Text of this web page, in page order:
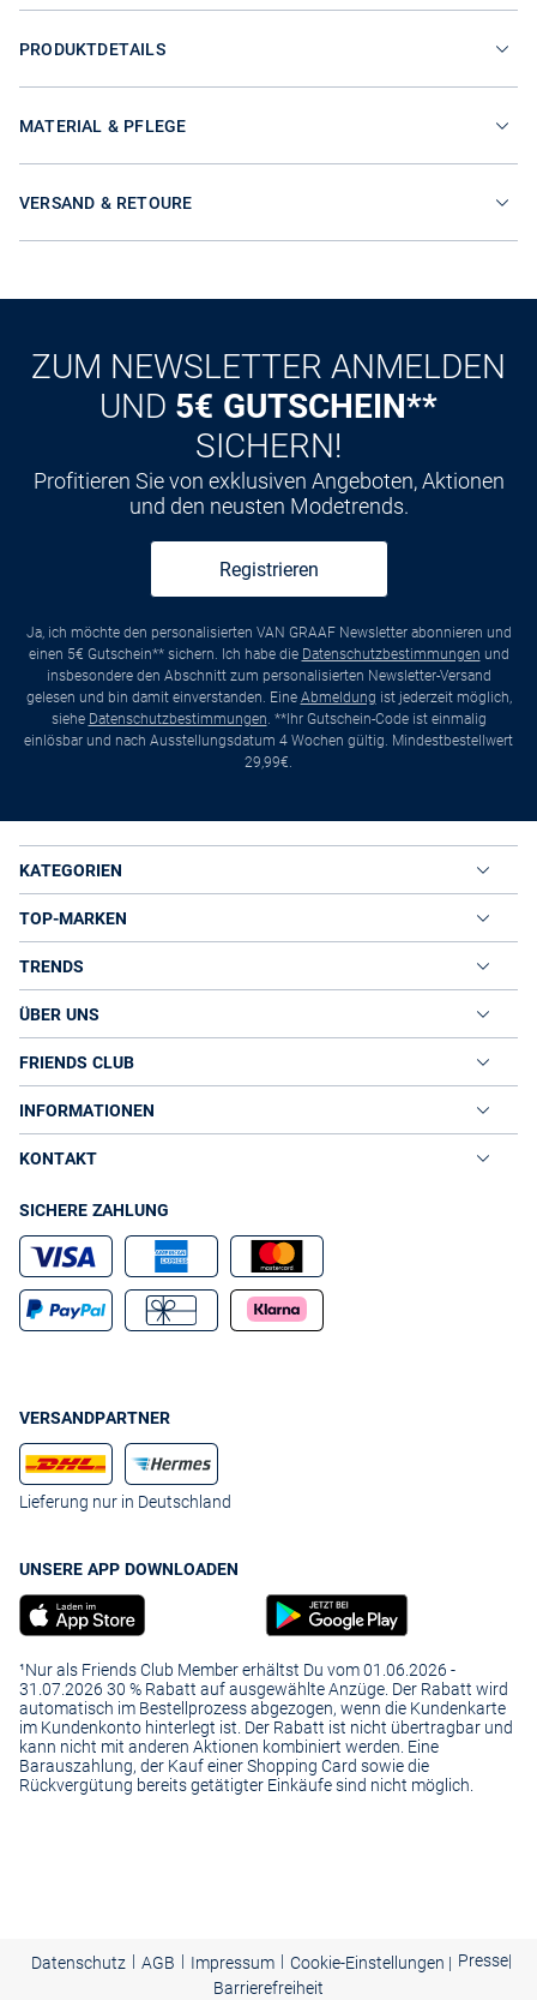
PRODUKTDETAILS
MATERIAL & PFLEGE
VERSAND & RETOURE
ZUM NEWSLETTER ANMELDEN
UND 5€ GUTSCHEIN**
SICHERN!
Profitieren Sie von exklusiven Angeboten, Aktionen
und den neusten Modetrends.
Registrieren
Ja, ich möchte den personalisierten VAN GRAAF Newsletter abonnieren und
einen 5€ Gutschein** sichern. Ich habe die Datenschutzbestimmungen und
insbesondere den Abschnitt zum personalisierten Newsletter-Versand
gelesen und bin damit einverstanden. Eine Abmeldung ist jederzeit möglich,
siehe Datenschutzbestimmungen. **Ihr Gutschein-Code ist einmalig
einlösbar und nach Ausstellungsdatum 4 Wochen gültig. Mindestbestellwert
29,99€.
KATEGORIEN
TOP-MARKEN
TRENDS
ÜBER UNS
FRIENDS CLUB
INFORMATIONEN
KONTAKT
SICHERE ZAHLUNG
VERSANDPARTNER
Lieferung nur in Deutschland
UNSERE APP DOWNLOADEN
¹Nur als Friends Club Member erhältst Du vom 01.06.2026 -
31.07.2026 30 % Rabatt auf ausgewählte Anzüge. Der Rabatt wird
automatisch im Bestellprozess abgezogen, wenn die Kundenkarte
im Kundenkonto hinterlegt ist. Der Rabatt ist nicht übertragbar und
kann nicht mit anderen Aktionen kombiniert werden. Eine
Barauszahlung, der Kauf einer Shopping Card sowie die
Rückvergütung bereits getätigter Einkäufe sind nicht möglich.
Datenschutz | AGB | Impressum | Cookie-Einstellungen | Presse|
Barrierefreiheit